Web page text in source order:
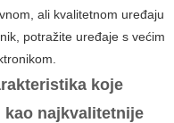
ali kvalitetnom uređaju
potražite uređaje s većim
koje
kao najkvalitetnije